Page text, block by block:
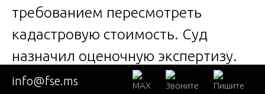
требованием пересмотреть
кадастровую стоимость. Суд
назначил оценочную экспертизу.
На вопрос
сколько стоит судебная
info@fse.ms